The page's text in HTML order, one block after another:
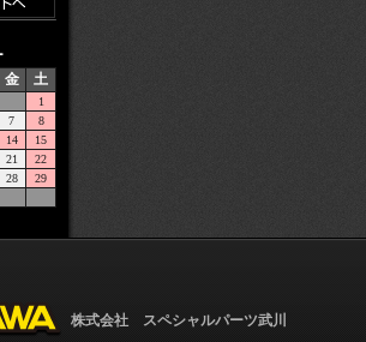
金 土
1
7
8
14
15
21
22
28
29
株式会社 スペシャルパーツ武川